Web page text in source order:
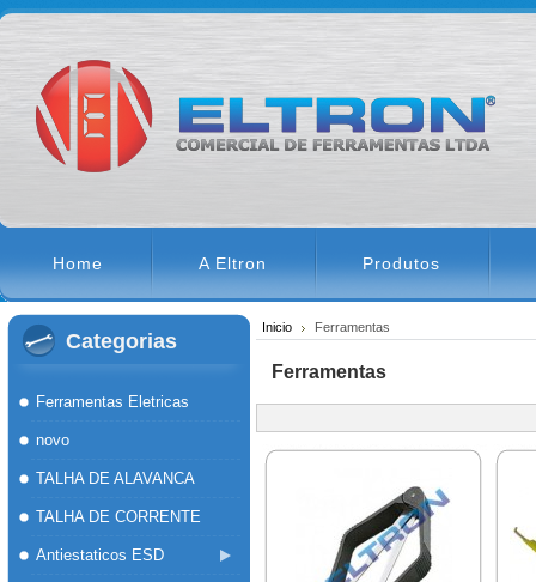
Home A Eltron Produtos
Categorias
Ferramentas Eletricas
novo
TALHA DE ALAVANCA
TALHA DE CORRENTE
Antiestaticos ESD
Inicio Ferramentas
Ferramentas